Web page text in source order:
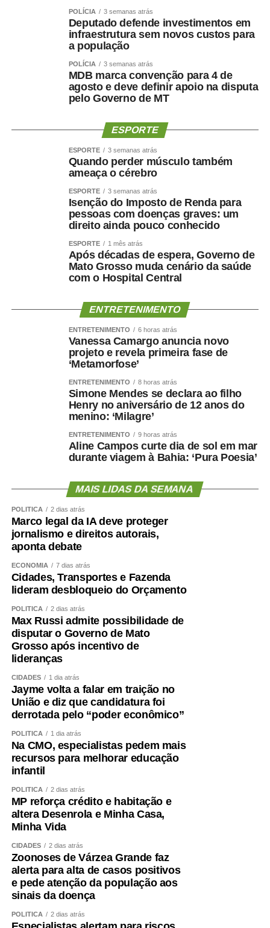
COMENTE ABAIXO:
WhatsApp
Facebook
Twitter
Messenger
LinkedIn
Share
POLÍCIA 3 semanas atrás
Deputado defende investimentos em
infraestrutura sem novos custos para
a população
POLÍCIA 3 semanas atrás
MDB marca convenção para 4 de
agosto e deve definir apoio na disputa
pelo Governo de MT
ESPORTE
ESPORTE 3 semanas atrás
Quando perder músculo também
ameaça o cérebro
ESPORTE 3 semanas atrás
Isenção do Imposto de Renda para
pessoas com doenças graves: um
direito ainda pouco conhecido
ESPORTE 1 mês atrás
Após décadas de espera, Governo de
Mato Grosso muda cenário da saúde
com o Hospital Central
ENTRETENIMENTO
ENTRETENIMENTO 6 horas atrás
Vanessa Camargo anuncia novo
projeto e revela primeira fase de
‘Metamorfose’
ENTRETENIMENTO 8 horas atrás
Simone Mendes se declara ao filho
Henry no aniversário de 12 anos do
menino: ‘Milagre’
ENTRETENIMENTO 9 horas atrás
Aline Campos curte dia de sol em mar
durante viagem à Bahia: ‘Pura Poesia’
MAIS LIDAS DA SEMANA
POLÍTICA 2 dias atrás
Marco legal da IA deve proteger
jornalismo e direitos autorais,
aponta debate
ECONOMIA 7 dias atrás
Cidades, Transportes e Fazenda
lideram desbloqueio do Orçamento
POLÍTICA 2 dias atrás
Max Russi admite possibilidade de
disputar o Governo de Mato
Grosso após incentivo de
lideranças
CIDADES 1 dia atrás
Jayme volta a falar em traição no
União e diz que candidatura foi
derrotada pelo “poder econômico”
POLÍTICA 1 dia atrás
Na CMO, especialistas pedem mais
recursos para melhorar educação
infantil
POLÍTICA 2 dias atrás
MP reforça crédito e habitação e
altera Desenrola e Minha Casa,
Minha Vida
CIDADES 2 dias atrás
Zoonoses de Várzea Grande faz
alerta para alta de casos positivos
e pede atenção da população aos
sinais da doença
POLÍTICA 2 dias atrás